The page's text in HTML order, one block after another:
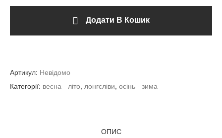
Додати В Кошик
Артикул: Невідомо
Категорії: весна - літо, лонгсліви, осінь - зима
ОПИС